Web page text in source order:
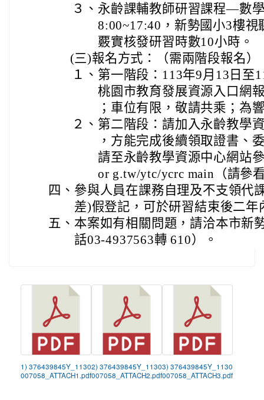
３、 永齡課輔教師研習課程—數
8:00~17:40，新勢國小3樓
覈實核發研習時數10小時。
(三)報名方式：（需兩階段報名）
１、 第一階段：113年9月13日至
桃園市教育發展資源入口網
；車位有限，敬請共乘；為
２、 第二階段：請加入永齡教學
，方能完成後續領取證書、
請至永齡教學資源中心網站
or g.tw/ytc/ycrc main（請參
四、 參與人員在課務自理及不支領代
差)假登記，可於研習結束後二年
五、 本案如有相關問題，請洽本市新
話03-4937563轉 610）。
1) 376439845Y_1130
007058_ATTACH1.pdf
2) 376439845Y_1130
007058_ATTACH2.pdf
3) 376439845Y_1130
007058_ATTACH3.pdf